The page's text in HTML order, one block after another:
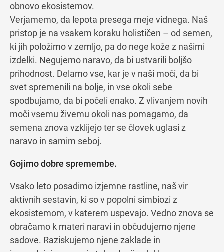
obnovo ekosistemov.
Verjamemo, da lepota presega meje vidnega. Naš
pristop je na vsakem koraku holističen – od semen,
ki jih položimo v zemljo, pa do nege kože z našimi
izdelki. Negujemo naravo, da bi ustvarili boljšo
prihodnost. Delamo vse, kar je v naši moči, da bi
svet spremenili na bolje, in vse okoli sebe
spodbujamo, da bi počeli enako. Z vlivanjem novih
moči vsemu živemu okoli nas pomagamo, da
semena znova vzklijejo ter se človek uglasi z
naravo in samim seboj.
Gojimo dobre spremembe.
Vsako leto posadimo izjemne rastline, naš vir
aktivnih sestavin, ki so v popolni simbiozi z
ekosistemom, v katerem uspevajo. Vedno znova se
obračamo k materi naravi in občudujemo njene
sadove. Raziskujemo njene zaklade in